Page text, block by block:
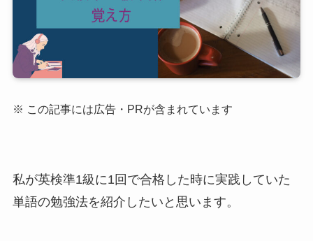
※ この記事には広告・PRが含まれています
私が英検準1級に1回で合格した時に実践していた
単語の勉強法を紹介したいと思います。